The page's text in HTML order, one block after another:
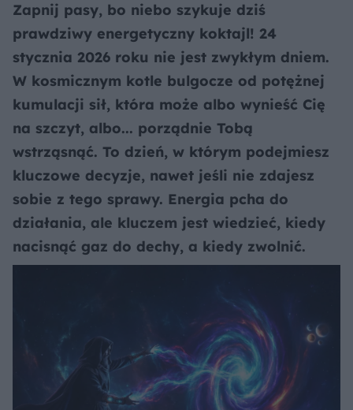
Zapnij pasy, bo niebo szykuje dziś
prawdziwy energetyczny koktajl! 24
stycznia 2026 roku nie jest zwykłym dniem.
W kosmicznym kotle bulgocze od potężnej
kumulacji sił, która może albo wynieść Cię
na szczyt, albo... porządnie Tobą
wstrząsnąć. To dzień, w którym podejmiesz
kluczowe decyzje, nawet jeśli nie zdajesz
sobie z tego sprawy. Energia pcha do
działania, ale kluczem jest wiedzieć, kiedy
nacisnąć gaz do dechy, a kiedy zwolnić.